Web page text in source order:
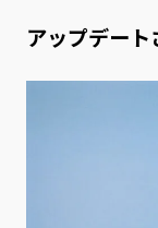
アップデー